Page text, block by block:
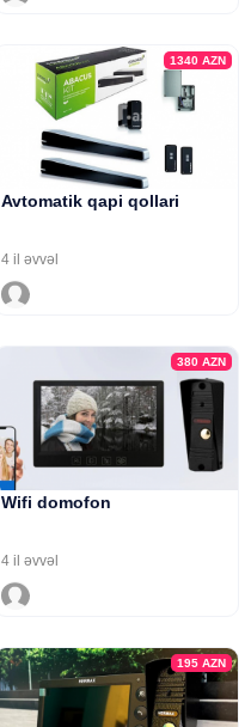
1340 AZN
Avtomatik qapi qollari
4 il əvvəl
380 AZN
Wifi domofon
4 il əvvəl
195 AZN